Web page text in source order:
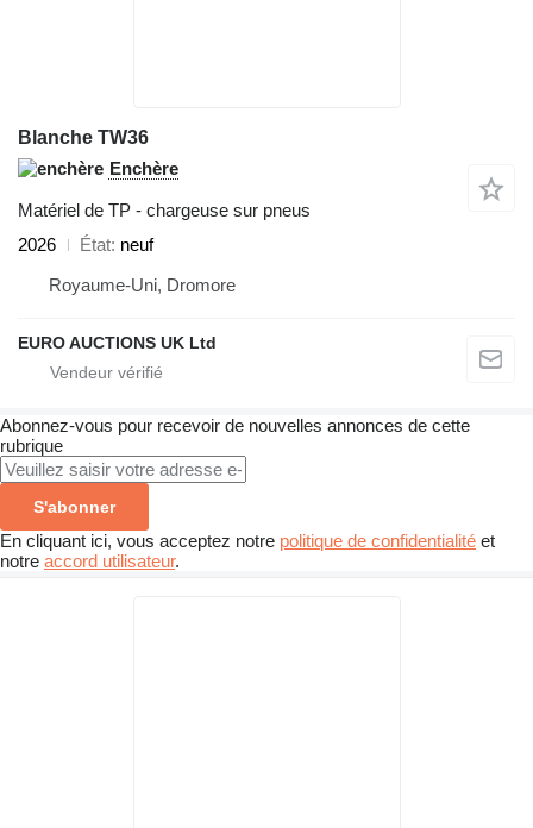
Blanche TW36
Enchère
Matériel de TP - chargeuse sur pneus
2026
État neuf
Royaume-Uni, Dromore
EURO AUCTIONS UK Ltd
Abonnez-vous pour recevoir de nouvelles annonces de cette
rubrique
S'abonner
En cliquant ici, vous acceptez notre politique de confidentialité et
notre accord utilisateur.